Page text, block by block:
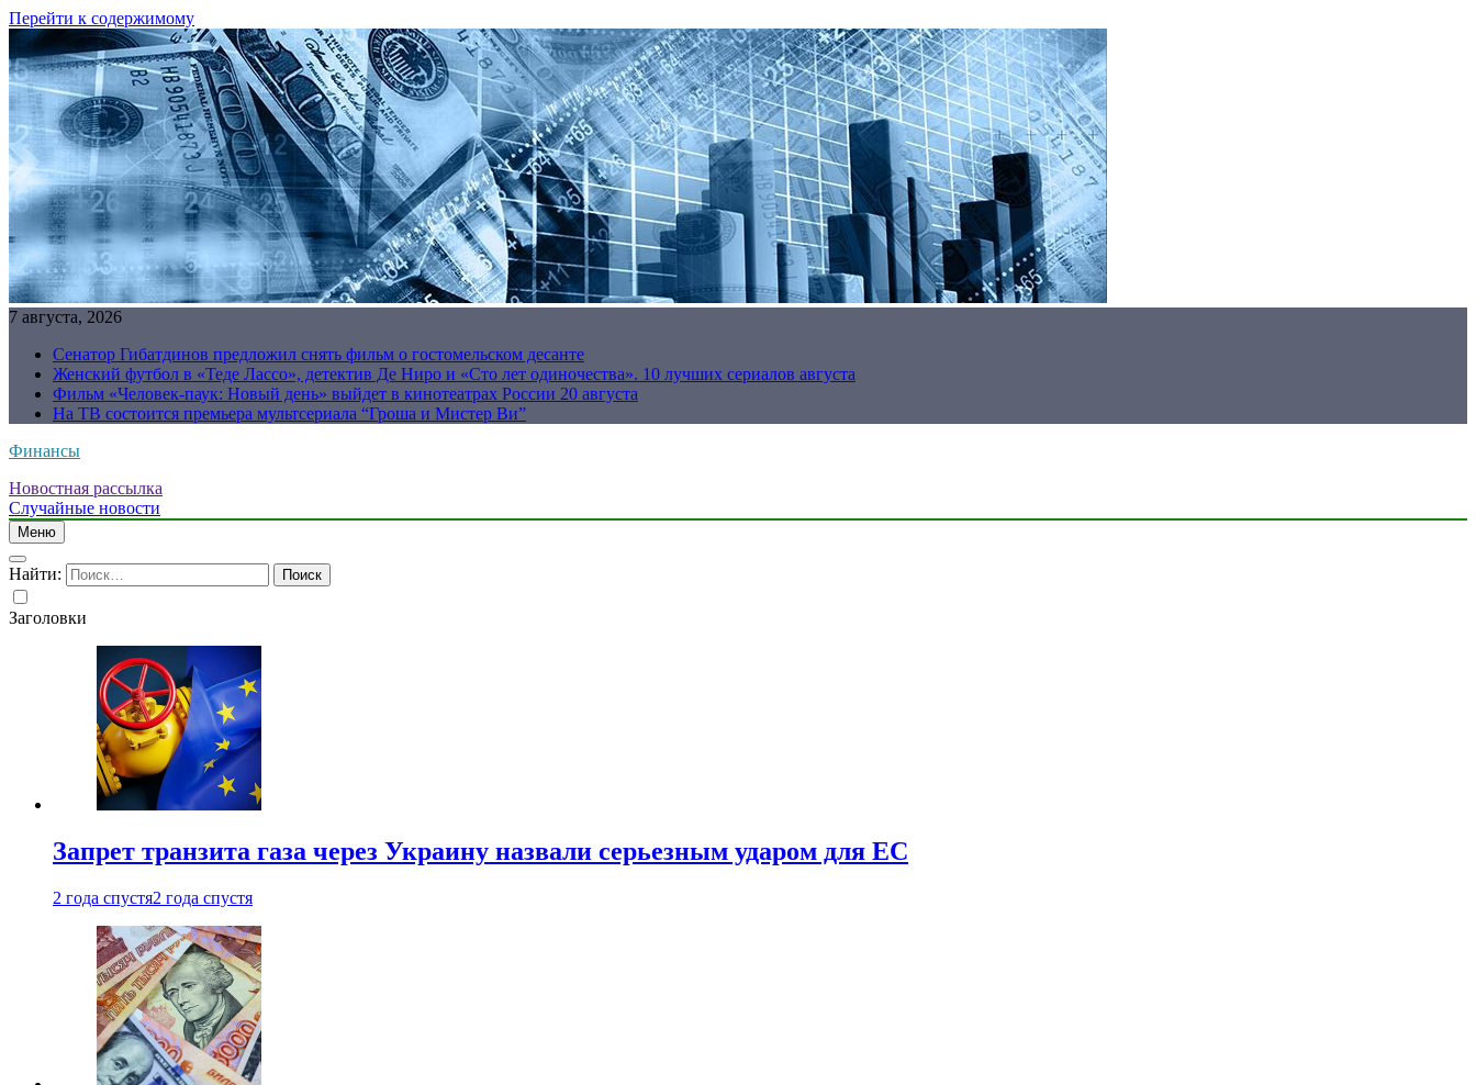
Перейти к содержимому
7 августа, 2026
Сенатор Гибатдинов предложил снять фильм о гостомельском десанте
Женский футбол в «Теде Лассо», детектив Де Ниро и «Сто лет одиночества». 10 лучших сериалов августа
Фильм «Человек-паук: Новый день» выйдет в кинотеатрах России 20 августа
На ТВ состоится премьера мультсериала “Гроша и Мистер Ви”
Финансы
Новостная рассылка
Случайные новости
Меню
Найти:
Заголовки
Запрет транзита газа через Украину назвали серьезным ударом для ЕС
2 года спустя2 года спустя